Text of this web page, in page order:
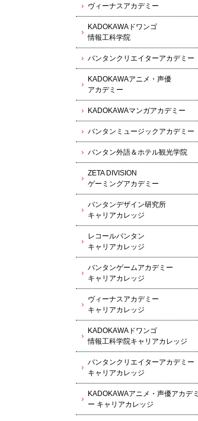
ヴィーナスアカデミー
KADOKAWAドワンゴ
情報工科学院
バンタンクリエイターアカデミー
KADOKAWAアニメ・声優
アカデミー
KADOKAWAマンガアカデミー
バンタンミュージックアカデミー
バンタン外語＆ホテル観光学院
ZETA DIVISION
ゲーミングアカデミー
バンタンデザイン研究所
キャリアカレッジ
レコールバンタン
キャリアカレッジ
バンタンゲームアカデミー
キャリアカレッジ
ヴィーナスアカデミー
キャリアカレッジ
KADOKAWAドワンゴ
情報工科学院キャリアカレッジ
バンタンクリエイターアカデミー
キャリアカレッジ
KADOKAWAアニメ・声優アカデミ
ー キャリアカレッジ